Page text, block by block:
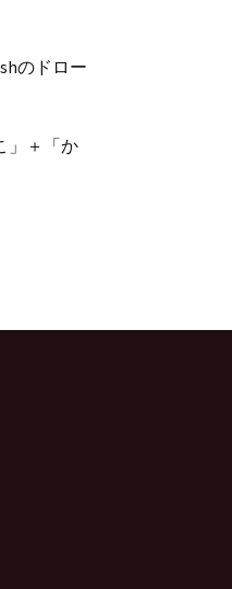
のドロー
」＋「か